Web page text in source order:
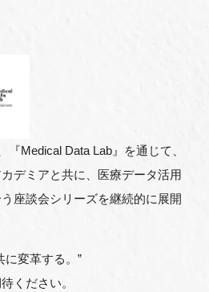
Medical Data Lab』を通じて、
デミアと共に、医療データ活用
座談会シリーズを継続的に展開
に変革する。”
ください。